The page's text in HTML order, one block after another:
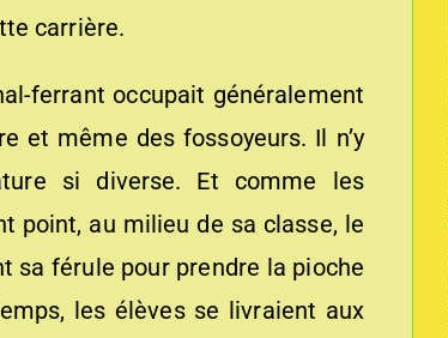
carrière.
ferrant occupait généralement
et même des fossoyeurs. Il n’y
si diverse. Et comme les
point, au milieu de sa classe, le
férule pour prendre la pioche
les élèves se livraient aux